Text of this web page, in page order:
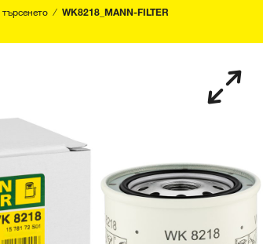
WK8218_MANN-FILTER